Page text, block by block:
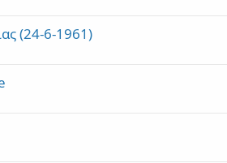
(24-6-1961)